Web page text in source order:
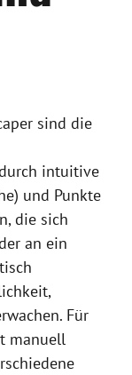
sind die
intuitive
und Punkte
die sich
an ein
Für
manuell